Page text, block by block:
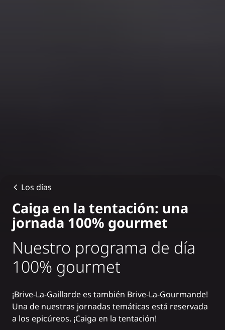
Los días
Caiga en la tentación: una
jornada 100% gourmet
Nuestro programa de día
100% gourmet
¡Brive-La-Gaillarde es también Brive-La-Gourmande!
Una de nuestras jornadas temáticas está reservada
a los epicúreos. ¡Caiga en la tentación!